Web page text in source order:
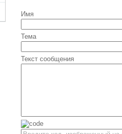
Имя
Тема
Текст сообщения